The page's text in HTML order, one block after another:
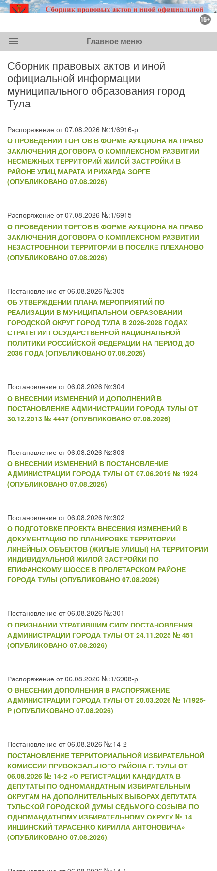
menu Главное меню
Сборник правовых актов и иной
официальной информации
муниципального образования город
Тула
Распоряжение от 07.08.2026 №:1/6916-р
О ПРОВЕДЕНИИ ТОРГОВ В ФОРМЕ АУКЦИОНА НА ПРАВО
ЗАКЛЮЧЕНИЯ ДОГОВОРА О КОМПЛЕКСНОМ РАЗВИТИИ
НЕСМЕЖНЫХ ТЕРРИТОРИЙ ЖИЛОЙ ЗАСТРОЙКИ В
РАЙОНЕ УЛИЦ МАРАТА И РИХАРДА ЗОРГЕ
(ОПУБЛИКОВАНО 07.08.2026)
Распоряжение от 07.08.2026 №:1/6915
О ПРОВЕДЕНИИ ТОРГОВ В ФОРМЕ АУКЦИОНА НА ПРАВО
ЗАКЛЮЧЕНИЯ ДОГОВОРА О КОМПЛЕКСНОМ РАЗВИТИИ
НЕЗАСТРОЕННОЙ ТЕРРИТОРИИ В ПОСЕЛКЕ ПЛЕХАНОВО
(ОПУБЛИКОВАНО 07.08.2026)
Постановление от 06.08.2026 №:305
ОБ УТВЕРЖДЕНИИ ПЛАНА МЕРОПРИЯТИЙ ПО
РЕАЛИЗАЦИИ В МУНИЦИПАЛЬНОМ ОБРАЗОВАНИИ
ГОРОДСКОЙ ОКРУГ ГОРОД ТУЛА В 2026-2028 ГОДАХ
СТРАТЕГИИ ГОСУДАРСТВЕННОЙ НАЦИОНАЛЬНОЙ
ПОЛИТИКИ РОССИЙСКОЙ ФЕДЕРАЦИИ НА ПЕРИОД ДО
2036 ГОДА (ОПУБЛИКОВАНО 07.08.2026)
Постановление от 06.08.2026 №:304
О ВНЕСЕНИИ ИЗМЕНЕНИЙ И ДОПОЛНЕНИЙ В
ПОСТАНОВЛЕНИЕ АДМИНИСТРАЦИИ ГОРОДА ТУЛЫ ОТ
30.12.2013 № 4447 (ОПУБЛИКОВАНО 07.08.2026)
Постановление от 06.08.2026 №:303
О ВНЕСЕНИИ ИЗМЕНЕНИЙ В ПОСТАНОВЛЕНИЕ
АДМИНИСТРАЦИИ ГОРОДА ТУЛЫ ОТ 07.06.2019 № 1924
(ОПУБЛИКОВАНО 07.08.2026)
Постановление от 06.08.2026 №:302
О ПОДГОТОВКЕ ПРОЕКТА ВНЕСЕНИЯ ИЗМЕНЕНИЙ В
ДОКУМЕНТАЦИЮ ПО ПЛАНИРОВКЕ ТЕРРИТОРИИ
ЛИНЕЙНЫХ ОБЪЕКТОВ (ЖИЛЫЕ УЛИЦЫ) НА ТЕРРИТОРИИ
ИНДИВИДУАЛЬНОЙ ЖИЛОЙ ЗАСТРОЙКИ ПО
ЕПИФАНСКОМУ ШОССЕ В ПРОЛЕТАРСКОМ РАЙОНЕ
ГОРОДА ТУЛЫ (ОПУБЛИКОВАНО 07.08.2026)
Постановление от 06.08.2026 №:301
О ПРИЗНАНИИ УТРАТИВШИМ СИЛУ ПОСТАНОВЛЕНИЯ
АДМИНИСТРАЦИИ ГОРОДА ТУЛЫ ОТ 24.11.2025 № 451
(ОПУБЛИКОВАНО 07.08.2026)
Распоряжение от 06.08.2026 №:1/6908-р
О ВНЕСЕНИИ ДОПОЛНЕНИЯ В РАСПОРЯЖЕНИЕ
АДМИНИСТРАЦИИ ГОРОДА ТУЛЫ ОТ 20.03.2026 № 1/1925-
Р (ОПУБЛИКОВАНО 07.08.2026)
Постановление от 06.08.2026 №:14-2
ПОСТАНОВЛЕНИЕ ТЕРРИТОРИАЛЬНОЙ ИЗБИРАТЕЛЬНОЙ
КОМИССИИ ПРИВОКЗАЛЬНОГО РАЙОНА Г. ТУЛЫ ОТ
06.08.2026 № 14-2 «О РЕГИСТРАЦИИ КАНДИДАТА В
ДЕПУТАТЫ ПО ОДНОМАНДАТНЫМ ИЗБИРАТЕЛЬНЫМ
ОКРУГАМ НА ДОПОЛНИТЕЛЬНЫХ ВЫБОРАХ ДЕПУТАТА
ТУЛЬСКОЙ ГОРОДСКОЙ ДУМЫ СЕДЬМОГО СОЗЫВА ПО
ОДНОМАНДАТНОМУ ИЗБИРАТЕЛЬНОМУ ОКРУГУ № 14
ИНШИНСКИЙ ТАРАСЕНКО КИРИЛЛА АНТОНОВИЧА»
(ОПУБЛИКОВАНО 07.08.2026).